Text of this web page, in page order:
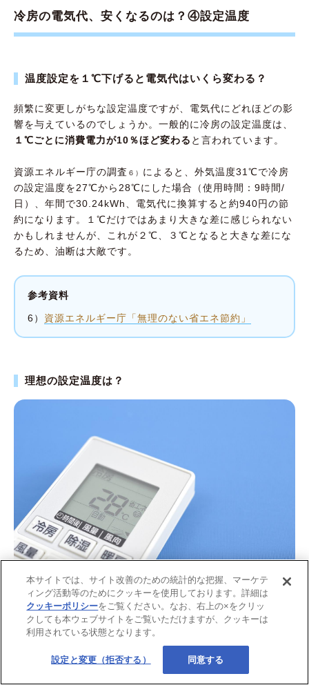
冷房の電気代、安くなるのは？④設定温度
温度設定を１℃下げると電気代はいくら変わる？
頻繁に変更しがちな設定温度ですが、電気代にどれほどの影
響を与えているのでしょうか。一般的に冷房の設定温度は、
１℃ごとに消費電力が10％ほど変わる と言われています。
資源エネルギー庁の調査 ６） によると、外気温度31℃で冷房
の設定温度を27℃から28℃にした場合（使用時間：9時間/
日）、年間で30.24kWh、電気代に換算すると約940円の節
約になります。１℃だけではあまり大きな差に感じられない
かもしれませんが、これが２℃、３℃となると大きな差にな
るため、油断は大敵です。
参考資料
6） 資源エネルギー庁「無理のない省エネ節約」
理想の設定温度は？
画像：iStock.com/bee32
環境省では、夏の室温の目安として28℃が推奨されていま
意味ではないため、注意が必要です。
本サイトでは、サイト改善のための統計的な把握、マーケテ
ィング活動等のためにクッキーを使用しております。詳細は
クッキーポリシーをご覧ください。なお、右上の×をクリッ
クしても本ウェブサイトをご覧いただけますが、クッキーは
利用されている状態となります。
設定と変更（拒否する） 同意する